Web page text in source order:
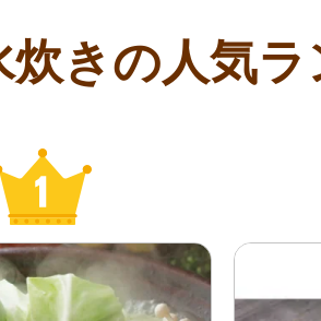
炊きの人気